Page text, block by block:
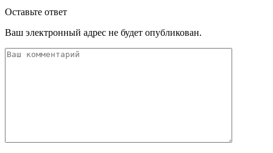
Оставьте ответ
Ваш электронный адрес не будет опубликован.